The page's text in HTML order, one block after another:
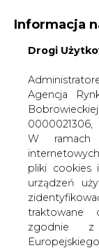
WYSOKI
Informacja
Drogi
Agencja
0000021306,
W ramach
pliki cookies
urządzeń
traktowane
zgodnie z